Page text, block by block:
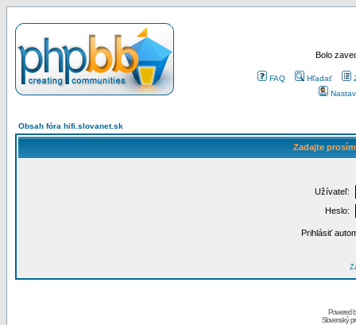
Bolo
FAQ Hľadať
Obsah fóra hifi.slovanet.sk
Zadajte
Užívateľ:
Heslo:
Prihlásiť
Powered
Slovenský